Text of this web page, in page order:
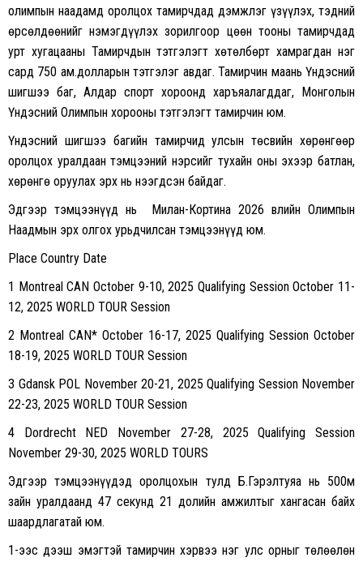
олимпын наадамд оролцох тамирчдад дэмжлэг үзүүлэх, тэдний
өрсөлдөөнийг нэмэгдүүлэх зорилгоор цөөн тооны тамирчдад
урт хугацааны Тамирчдын тэтгэлэгт хөтөлбөрт хамрагдан нэг
сард 750 ам.долларын тэтгэлэг авдаг. Тамирчин маань Үндэсний
шигшээ баг, Алдар спорт хороонд харъяалагддаг, Монголын
Үндэсний Олимпын хорооны тэтгэлэгт тамирчин юм.
Үндэсний шигшээ багийн тамирчид улсын төсвийн хөрөнгөөр
оролцох уралдаан тэмцээний нэрсийг тухайн оны эхээр батлан,
хөрөнгө оруулах эрх нь нээгдсэн байдаг.
Эдгээр тэмцээнүүд нь Милан-Кортина 2026 Өвлийн Олимпын
Наадмын эрх олгох урьдчилсан тэмцээнүүд юм.
Place Country Date
1 Montreal CAN October 9-10, 2025 Qualifying Session October 11-
12, 2025 WORLD TOUR Session
2 Montreal CAN* October 16-17, 2025 Qualifying Session October
18-19, 2025 WORLD TOUR Session
3 Gdansk POL November 20-21, 2025 Qualifying Session November
22-23, 2025 WORLD TOUR Session
4 Dordrecht NED November 27-28, 2025 Qualifying Session
November 29-30, 2025 WORLD TOURS
Эдгээр тэмцээнүүдэд оролцохын тулд Б.Гэрэлтуяа нь 500м
зайн уралдаанд 47 секунд 21 долийн амжилтыг хангасан байх
шаардлагатай юм.
1-ээс дээш эмэгтэй тамирчин хэрвээ нэг улс орныг төлөөлөн